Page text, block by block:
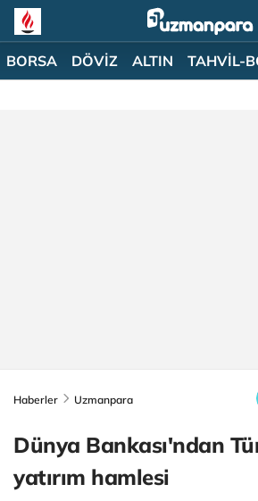
BORSA DÖVİZ ALTIN TAHVİL-
Haberler Uzmanpara
Dünya Bankası'ndan
yatırım hamlesi